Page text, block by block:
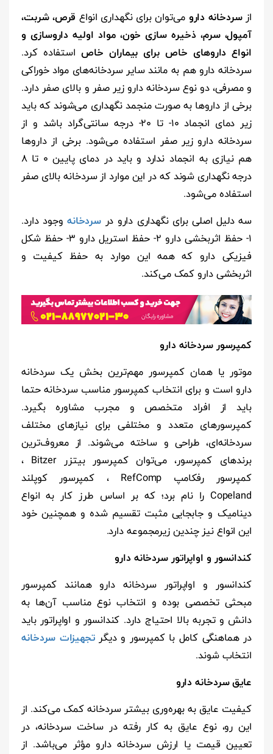
ازسردخانه دارو می‌توان برای نگهداری انواع قرص، شربت،
آمپول، سرم، ذخیره سازی خون، مواد اولیه داروسازی و
انواع داروهای خاص برای بیماران خاصاستفاده کرد.
سردخانه دارو هم به مانند سایر سردخانه‌های مواد خوراکی
و مصرفی، دو نوع سردخانه دارو زیر صفر و بالای صفر دارد.
برخی از دارو‌ها به صورت منجمد نگهداری می‌شوند که باید
زیر دمای انجماد 10- تا 20- درجه سانتی‌گراد باشد و از
سردخانه دارو زیر صفر استفاده می‌شود. برخی از دارو‌ها
هم نیازی به انجماد ندارد و باید در دمای پایین 0 تا 8
درجه نگهداری شوند که در این موارد از سردخانه بالای صفر
استفاده می‌شود.
سه دلیل اصلی برای نگهداری دارو در سردخانه وجود دارد.
1- حفظ اثربخشی دارو 2- حفظ استریل دارو 3- حفظ شکل
فیزیکی دارو که همه این موارد به حفظ کیفیت و
اثربخشی دارو کمک می‌کند.
کمپرسور سردخانه دارو
موتور یا همان کمپرسور مهم‌ترین بخش یک سردخانه
دارو است و برای انتخاب کمپرسور مناسب سردخانه حتما
باید از افراد متخصص و مجرب مشاوره بگیرد.
کمپرسورهای متعدد و مختلفی برای نیازهای مختلف
سردخانه‌ای، طراحی و ساخته می‌شوند. از معروف‌ترین
برندهای کمپرسور، می‌توان کمپرسور بیتزر Bitzer ،
کمپرسور رفکامپ RefComp ، کمپرسور کوپلند
Copeland را نام برد؛ که بر اساس طرز کار به انواع
دینامیک و جابجایی مثبت تقسیم شده و همچنین خود
این انواع نیز چندین زیرمجموعه دارد.
کندانسور و اواپراتور سردخانهدارو
کندانسور و اواپراتور سردخانه دارو همانند کمپرسور
مبحثی تخصصی بوده و انتخاب نوع مناسب آن‌ها به
دانش و تجربه بالا احتیاج دارد. کندانسور و اواپراتور باید
در هماهنگی کامل با کمپرسور و دیگر تجهیزات سردخانه
انتخاب شوند.
عایق سردخانهدارو
کیفیت عایق به بهره‌وری بیشتر سردخانه کمک می‌کند. از
این رو، نوع عایق به کار رفته در ساخت سردخانه، در
تعیین قیمت یا ارزش سردخانه دارو مؤثر می‌باشد. از